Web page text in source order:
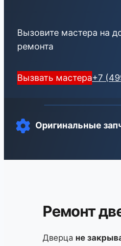
Вызовите мастера на
ремонта
Вызвать мастера+7
Оригинальные
Ремонт
Дверца не